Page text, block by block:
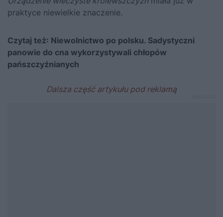
praktyce niewielkie znaczenie.
Czytaj też: Niewolnictwo po polsku. Sadystyczni
panowie do cna wykorzystywali chłopów
pańszczyźnianych